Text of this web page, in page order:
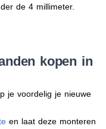
de 4 millimeter.
kopen in
je voordelig je nieuwe
en laat deze monteren